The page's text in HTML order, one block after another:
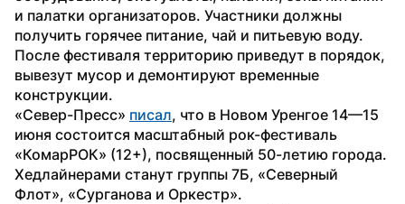
и палатки организаторов. Участники должны
получить горячее питание, чай и питьевую воду.
После фестиваля территорию приведут в порядок,
вывезут мусор и демонтируют временные
конструкции.
«Север-Пресс» писал, что в Новом Уренгое 14—15
июня состоится масштабный рок-фестиваль
«КомарРОК» (12+), посвященный 50-летию города.
Хедлайнерами станут группы 7Б, «Северный
Флот», «Сурганова и Оркестр».